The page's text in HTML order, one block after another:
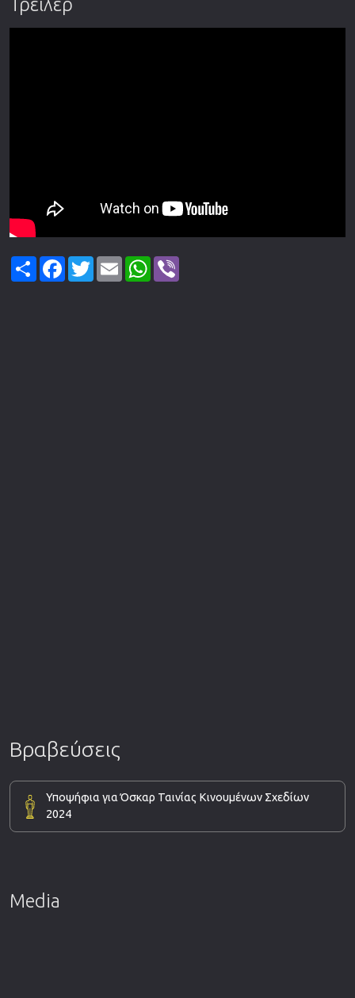
ShareFacebook
TwitterEmail WhatsApp
Βραβεύσεις
Υποψήφια για Όσκαρ Ταινίας Κινουμένων Σχεδίων
2024
Media